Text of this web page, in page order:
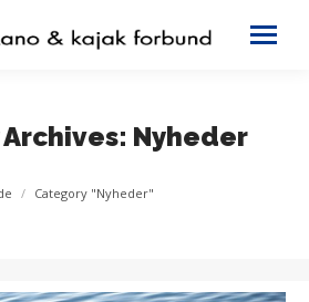
Nyheder
are here:
Category "Nyheder"